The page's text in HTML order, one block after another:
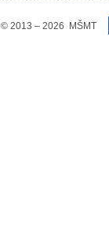
© 2013 – 2026 MŠMT